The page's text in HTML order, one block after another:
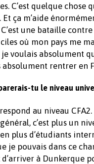
C’est quelque
ça m’aide
une bataille
où mon pays me
je voulais absolument
absolument rentrer en
tu le niveau
au niveau
c’est plus un
plus d’étudiants
je pouvais dans ce
à Dunkerque